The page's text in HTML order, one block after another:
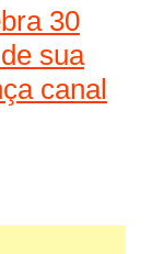
30
sua
canal